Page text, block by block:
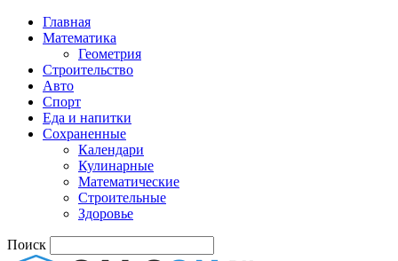
Главная
Математика
Геометрия
Строительство
Авто
Спорт
Еда и напитки
Сохраненные
Календари
Кулинарные
Математические
Строительные
Здоровье
Поиск